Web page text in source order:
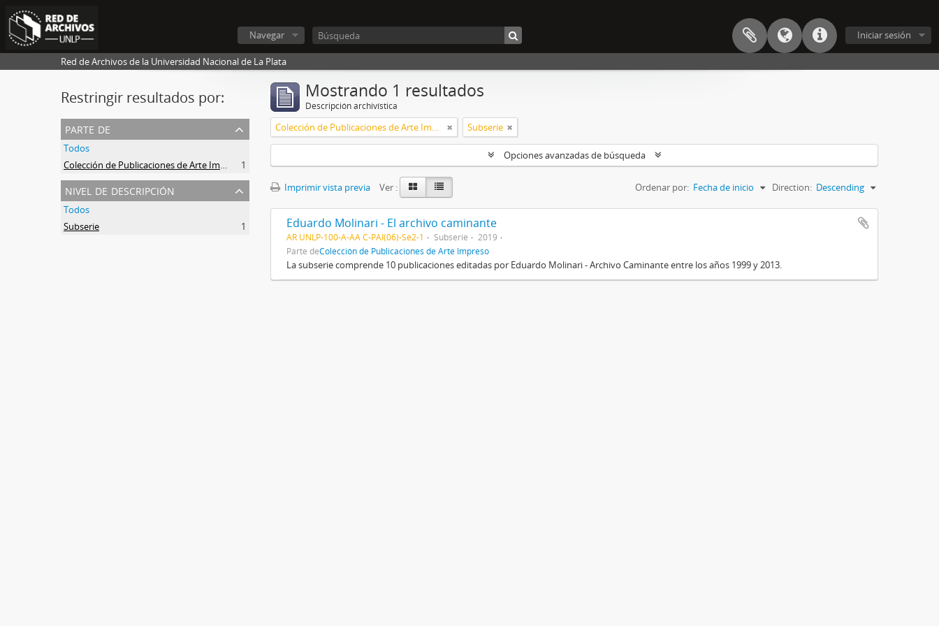
Iniciar sesión
Navegar
Red de Archivos de la Universidad Nacional de La Plata
Restringir resultados por:
parte de
Todos
Colección de Publicaciones de Arte Impreso
1
nivel de descripción
Todos
Subserie
1
Mostrando 1 resultados
Descripción archivística
Colección de Publicaciones de Arte Impreso Subserie
Opciones avanzadas de búsqueda
Imprimir vista previa Ver : Ordenar por: Fecha de inicio Direction: Descending
Eduardo Molinari - El archivo caminante
AR UNLP-100-A-AA C-PAI(06)-Se2-1 Subserie
2019
Parte deColección de Publicaciones de Arte Impreso
La subserie comprende 10 publicaciones editadas por Eduardo Molinari - Archivo Caminante entre los años 1999 y 2013.